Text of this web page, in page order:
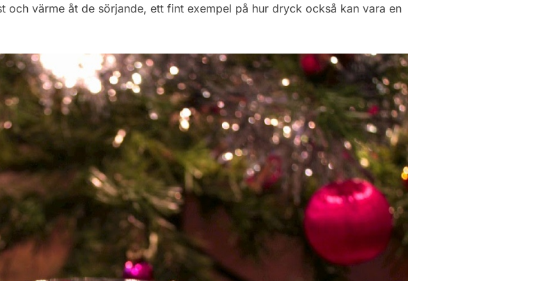
värme åt de sörjande, ett fint exempel på hur dryck också kan vara en